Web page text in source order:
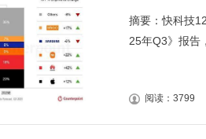
摘要：快科技
25年Q3》报告
阅读：3799